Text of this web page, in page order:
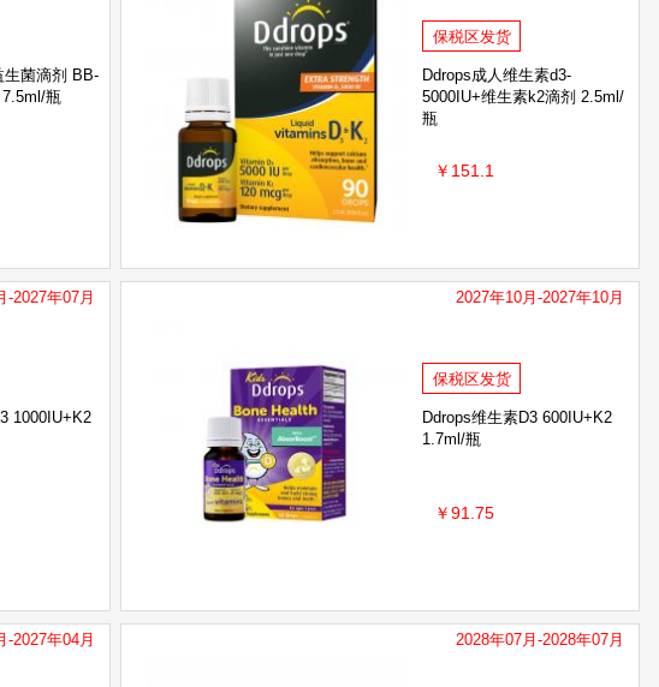
生菌滴剂 BB-
瓶
保税区发货
Ddrops成人维生素d3-
5000IU+维生素k2滴剂 2.5ml/
瓶
￥151.1
-2027年07月
1000IU+K2
2027年10月-2027年10月
保税区发货
Ddrops维生素D3 600IU+K2
1.7ml/瓶
￥91.75
-2027年04月 2028年07月-2028年07月